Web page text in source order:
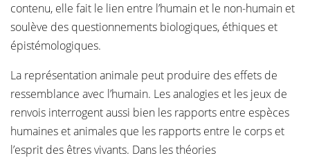
contenu, elle fait le lien entre l’humain et le non-humain et
soulève des questionnements biologiques, éthiques et
épistémologiques.
La représentation animale peut produire des effets de
ressemblance avec l’humain. Les analogies et les jeux de
renvois interrogent aussi bien les rapports entre espèces
humaines et animales que les rapports entre le corps et
l’esprit des êtres vivants. Dans les théories